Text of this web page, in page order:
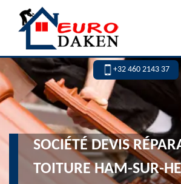
+32 460 2143 37
SOCIÉTÉ DEVIS
TOITURE HAM-SUR-